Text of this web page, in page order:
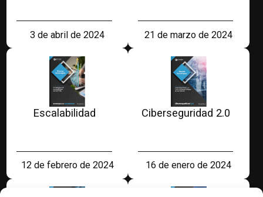
3 de abril de 2024 21 de marzo de 2024
Escalabilidad
12 de febrero de 2024
Ciberseguridad 2.0
16 de enero de 2024